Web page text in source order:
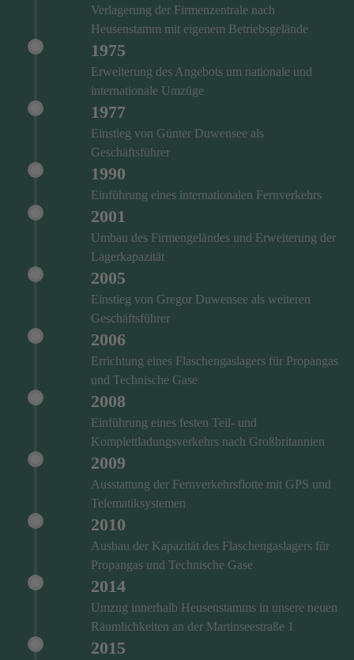
Verlagerung der Firmenzentrale nach
Heusenstamm mit eigenem Betriebsgelände
1975
Erweiterung des Angebots um nationale und
internationale Umzüge
1977
Einstieg von Günter Duwensee als
Geschäftsführer
1990
Einführung eines internationalen Fernverkehrs
2001
Umbau des Firmengeländes und Erweiterung der
Lagerkapazität
2005
Einstieg von Gregor Duwensee als weiteren
Geschäftsführer
2006
Errichtung eines Flaschengaslagers für Propangas
und Technische Gase
2008
Einführung eines festen Teil- und
Komplettladungsverkehrs nach Großbritannien
2009
Ausstattung der Fernverkehrsflotte mit GPS und
Telematiksystemen
2010
Ausbau der Kapazität des Flaschengaslagers für
Propangas und Technische Gase
2014
Umzug innerhalb Heusenstamms in unsere neuen
Räumlichkeiten an der Martinseestraße 1
2015